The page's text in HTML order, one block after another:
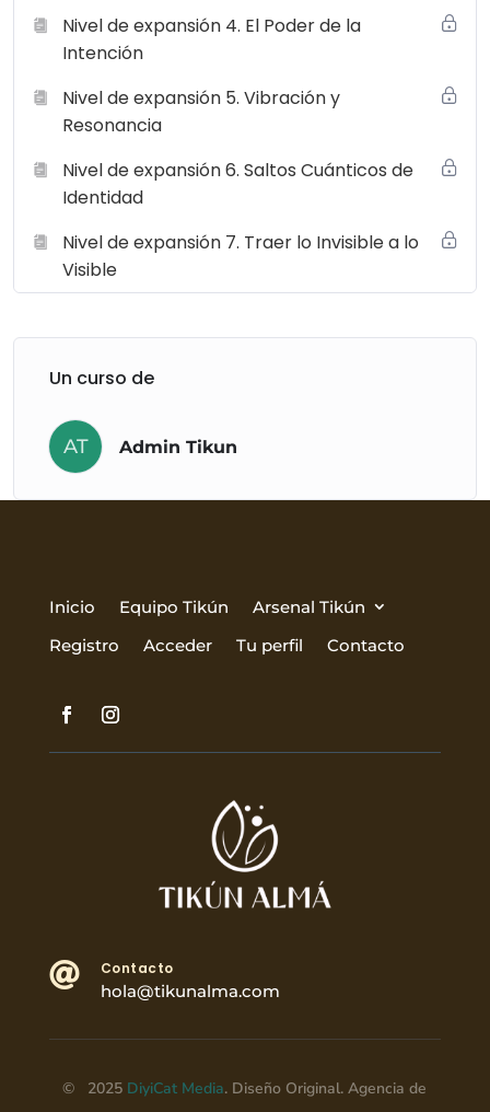
Nivel de expansión 4. El Poder de la
Intención
Nivel de expansión 5. Vibración y
Resonancia
Nivel de expansión 6. Saltos Cuánticos de
Identidad
Nivel de expansión 7. Traer lo Invisible a lo
Visible
Un curso de
AT Admin Tikun
Inicio Equipo Tikún
Arsenal Tikún
Registro
Acceder Tu perfil Contacto
 Contacto
hola@tikunalma.com
© 2025 DiyiCat Media. Diseño Original. Agencia de